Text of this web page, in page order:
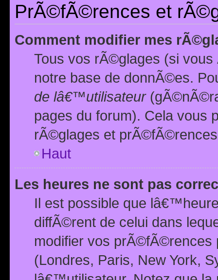
PrÃ©fÃ©rences et
Comment modifier mes
Tous vos rÃ©glages (si
notre base de donnÃ©es.
de lâ€™utilisateur
pages du forum). Cela vous
rÃ©glages et
Haut
Les heures ne sont pas
Il est possible que
diffÃ©rent de celui dans
modifier vos prÃ©fÃ©rences
(Londres, Paris, New York,